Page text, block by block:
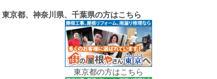
東京都、神奈川県、千葉県の方はこちら
東京都の方はこちら